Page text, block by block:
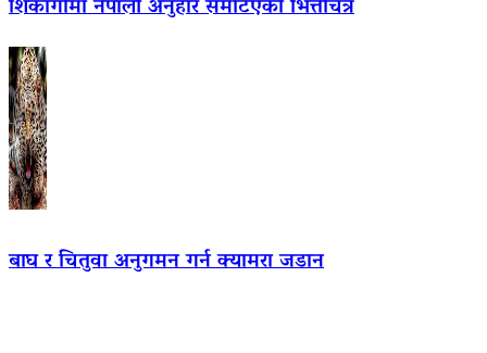
शिकागोमा नेपाली अनुहार समेटिएको भित्तेचित्र
बाघ र चितुवा अनुगमन गर्न क्यामरा जडान